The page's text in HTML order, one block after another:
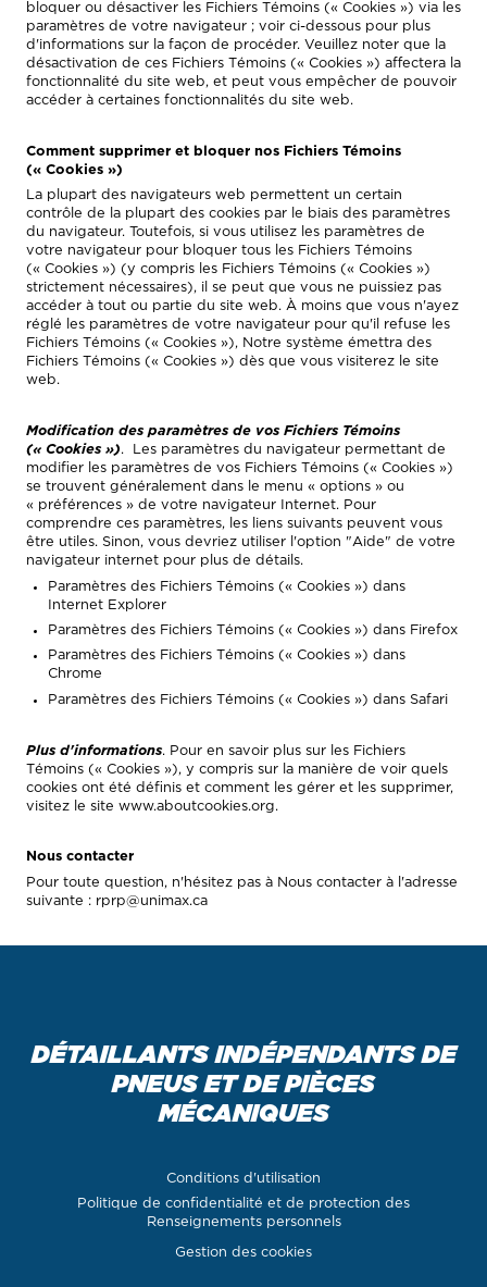
bloquer ou désactiver les Fichiers Témoins (« Cookies ») via les
paramètres de votre navigateur ; voir ci-dessous pour plus
d'informations sur la façon de procéder. Veuillez noter que la
désactivation de ces Fichiers Témoins (« Cookies ») affectera la
fonctionnalité du site web, et peut vous empêcher de pouvoir
accéder à certaines fonctionnalités du site web.
Comment supprimer et bloquer nos Fichiers Témoins
(« Cookies »)
La plupart des navigateurs web permettent un certain
contrôle de la plupart des cookies par le biais des paramètres
du navigateur. Toutefois, si vous utilisez les paramètres de
votre navigateur pour bloquer tous les Fichiers Témoins
(« Cookies ») (y compris les Fichiers Témoins (« Cookies »)
strictement nécessaires), il se peut que vous ne puissiez pas
accéder à tout ou partie du site web. À moins que vous n'ayez
réglé les paramètres de votre navigateur pour qu'il refuse les
Fichiers Témoins (« Cookies »), Notre système émettra des
Fichiers Témoins (« Cookies ») dès que vous visiterez le site
web.
Modification des paramètres de vos Fichiers Témoins
(« Cookies »). Les paramètres du navigateur permettant de
modifier les paramètres de vos Fichiers Témoins (« Cookies »)
se trouvent généralement dans le menu « options » ou
« préférences » de votre navigateur Internet. Pour
comprendre ces paramètres, les liens suivants peuvent vous
être utiles. Sinon, vous devriez utiliser l'option "Aide" de votre
navigateur internet pour plus de détails.
Paramètres des Fichiers Témoins (« Cookies ») dans
Internet Explorer
Paramètres des Fichiers Témoins (« Cookies ») dans Firefox
Paramètres des Fichiers Témoins (« Cookies ») dans
Chrome
Paramètres des Fichiers Témoins (« Cookies ») dans Safari
Plus d'informations. Pour en savoir plus sur les Fichiers
Témoins (« Cookies »), y compris sur la manière de voir quels
cookies ont été définis et comment les gérer et les supprimer,
visitez le site www.aboutcookies.org.
Nous contacter
Pour toute question, n'hésitez pas à Nous contacter à l'adresse
suivante : rprp@unimax.ca
DÉTAILLANTS INDÉPENDANTS DE
PNEUS ET DE PIÈCES
MÉCANIQUES
Conditions d'utilisation
Politique de confidentialité et de protection des
Renseignements personnels
Gestion des cookies